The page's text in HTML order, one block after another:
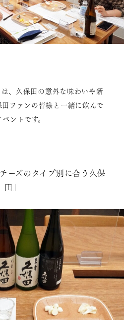
は、久保田の意外な味わいや新
ファンの皆様と一緒に飲んで
ントです。
ーズのタイプ別に合う久保
田」